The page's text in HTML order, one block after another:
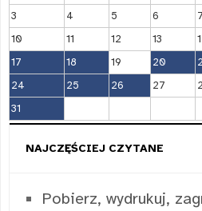
3
4 5 6 7
10
11 12 13
17
18 19 20
24
25 26 27
31
NAJCZĘŚCIEJ CZYTANE
Pobierz, wydrukuj,